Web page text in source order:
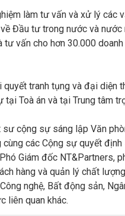
làm tư vấn và xử lý các
Đầu tư trong nước và nước
vấn cho hơn 30.000
tranh tụng và đại diện
Toà án và tại Trung tâm
cộng sự sáng lập Văn
các Cộng sự quyết
Giám đốc NT&Partners,
hàng và quản lý chất
nghệ, Bất động sản,
liên quan khác.